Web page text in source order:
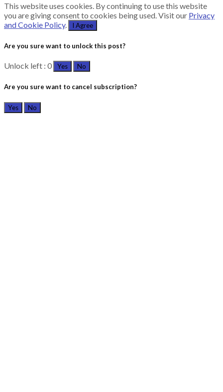
This website uses cookies. By continuing to use this website
you are giving consent to cookies being used. Visit our Privacy
and Cookie Policy. I Agree
Are you sure want to unlock this post?
Unlock left : 0 Yes No
Are you sure want to cancel subscription?
Yes No